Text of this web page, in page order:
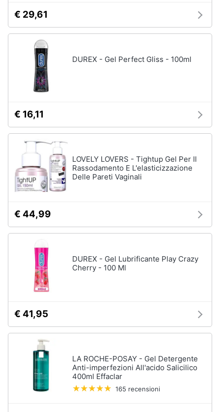
€ 29,61
DUREX - Gel Perfect Gliss - 100ml
€ 16,11
LOVELY LOVERS - Tightup Gel Per Il
Rassodamento E L'elasticizzazione
Delle Pareti Vaginali
€ 44,99
DUREX - Gel Lubrificante Play Crazy
Cherry - 100 Ml
€ 41,95
LA ROCHE-POSAY - Gel Detergente
Anti-imperfezioni All'acido Salicilico
400ml Effaclar
165 recensioni